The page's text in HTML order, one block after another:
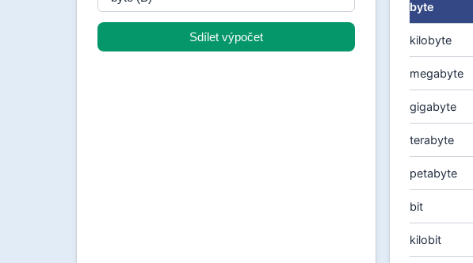
Sdílet výpočet
byte
kilobyte
megabyte
gigabyte
terabyte
petabyte
bit
kilobit